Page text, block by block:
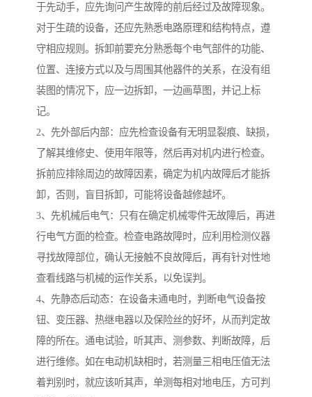
于先动手，应先询问产生故障的前后经过及故障现象。
对于生疏的设备，还应先熟悉电路原理和结构特点，遵
守相应规则。拆卸前要充分熟悉每个电气部件的功能、
位置、连接方式以及与周围其他器件的关系，在没有组
装图的情况下，应一边拆卸，一边画草图，并记上标
记。
2、先外部后内部：应先检查设备有无明显裂痕、缺损，
了解其维修史、使用年限等，然后再对机内进行检查。
拆前应排除周边的故障因素，确定为机内故障后才能拆
卸，否则，盲目拆卸，可能将设备越修越坏。
3、先机械后电气：只有在确定机械零件无故障后，再进
行电气方面的检查。检查电路故障时，应利用检测仪器
寻找故障部位，确认无接触不良故障后，再有针对性地
查看线路与机械的运作关系，以免误判。
4、先静态后动态：在设备未通电时，判断电气设备按
钮、变压器、热继电器以及保险丝的好坏，从而判定故
障的所在。通电试验，听其声、测参数、判断故障，后
进行维修。如在电动机缺相时，若测量三相电压值无法
着判别时，就应该听其声，单测每相对地电压，方可判